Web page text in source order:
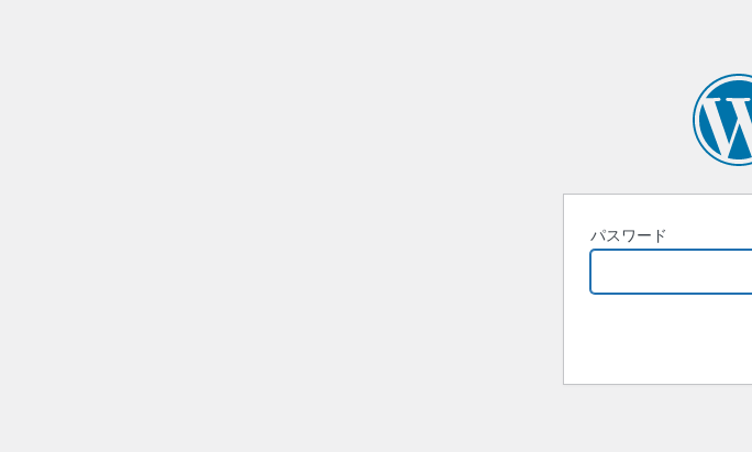
パスワード